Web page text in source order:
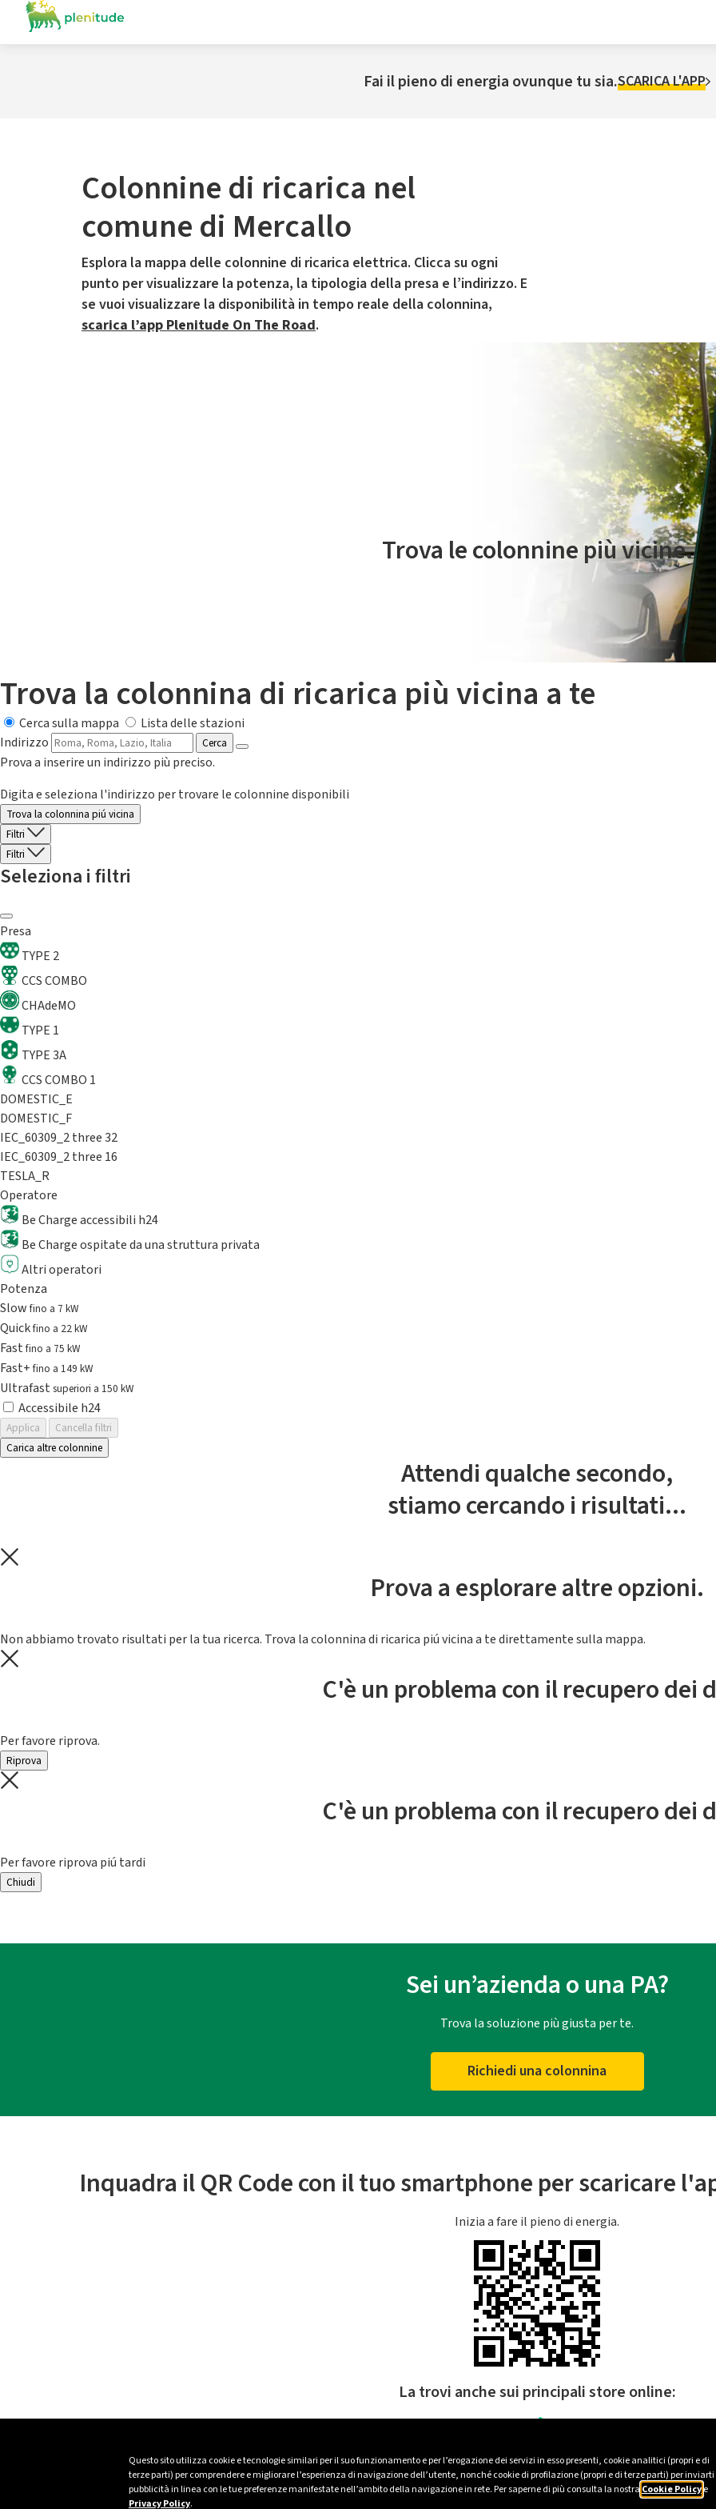
Questo sito utilizza cookie e tecnologie similari per il suo funzionamento e per l’erogazione dei servizi in esso presenti, cookie analitici (propri e di
terze parti) per comprendere e migliorare l’esperienza di navigazione dell’utente, nonché cookie di profilazione (propri e di terze parti) per inviarti
pubblicità in linea con le tue preferenze manifestate nell’ambito della navigazione in rete. Per saperne di più consulta la nostra Cookie Policye
Privacy Policy.
Fai il pieno di energia ovunque tu sia.SCARICA L'APP
Colonnine di ricarica nel
comune di Mercallo
Esplora la mappa delle colonnine di ricarica elettrica. Clicca su ogni
punto per visualizzare la potenza, la tipologia della presa e l’indirizzo. E
se vuoi visualizzare la disponibilità in tempo reale della colonnina,
scarica l’app Plenitude On The Road.
Il servizio di mobilità elettrica è gestito da Plenitude On The Road
Trova le colonnine più vicine.
Trova la colonnina di ricarica più vicina a te
Cerca sulla mappa
Lista delle stazioni
Indirizzo
Cerca
Prova a inserire un indirizzo più preciso.
Digita e seleziona l'indirizzo per trovare le colonnine disponibili
Trova la colonnina piú vicina
Filtri
Filtri
Seleziona i filtri
Presa
TYPE 2
CCS COMBO
CHAdeMO
TYPE 1
TYPE 3A
CCS COMBO 1
DOMESTIC_E
DOMESTIC_F
IEC_60309_2 three 32
IEC_60309_2 three 16
TESLA_R
Operatore
Be Charge accessibili h24
Be Charge ospitate da una struttura privata
Altri operatori
Potenza
Slowfino a 7 kW
Quickfino a 22 kW
Fastfino a 75 kW
Fast+fino a 149 kW
Ultrafast superiori a 150 kW
Accessibile h24
Applica
Cancella filtri
Carica altre colonnine
Attendi qualche secondo,
stiamo cercando i risultati...
Prova a esplorare altre opzioni.
Non abbiamo trovato risultati per la tua ricerca. Trova la colonnina di ricarica piú vicina a te direttamente sulla mappa.
C'è un problema con il recupero dei
Per favore riprova.
Riprova
C'è un problema con il recupero dei
Per favore riprova piú tardi
Chiudi
Sei un’azienda o una PA?
Trova la soluzione più giusta per te.
Richiedi una colonnina
Inquadra il QR Code con il tuo smartphone per scaricare
Inizia a fare il pieno di energia.
La trovi anche sui principali store online: